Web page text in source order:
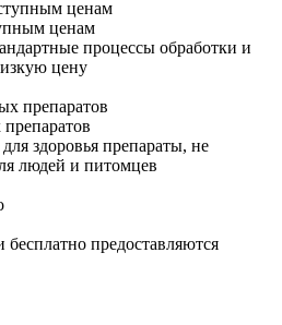
ценам
процессы обработки и
цену
здоровья препараты, не
людей и питомцев
предоставляются